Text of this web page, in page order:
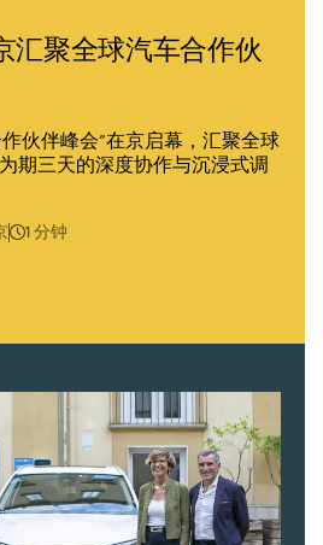
汇聚全球汽车合作伙
伙伴峰会”在京启幕，汇聚全球
期三天的深度协作与沉浸式调
1 分钟